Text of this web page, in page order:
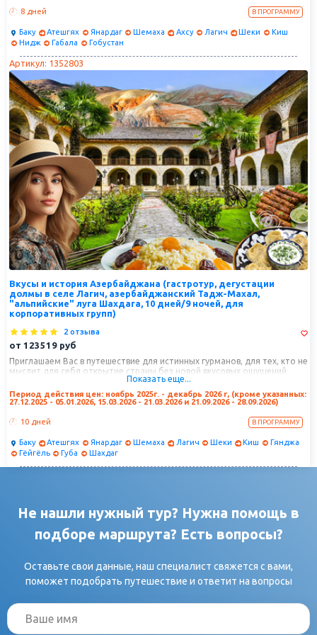
изготавливаются вина, а также сможете побываете на дегустациях.
Наш необычный и увлекательный тур для тех, кто хочет узнать
8 дней В ПРОГРАММУ
Баку Атешгях Янардаг Шемаха Ахсу Лагич Шеки
Киш
Нидж
Габала Гобустан
Артикул: 1352803
Вкусы и история Азербайджана (гастротур, дегустации
долмы в селе Лагич, азербайджанский Тадж-Махал,
"альпийские" луга Шахдага, 10 дней/9 ночей, для
корпоративных групп)
2 отзыва
от 123519 руб
Приглашаем Вас в путешествие для истинных гурманов, для тех, кто не
мыслит для себя открытие страны без новой вкусовых ощущений.
Хотите не только посмотреть на достопримечательности Баку, Шеки,
Гянджы, но и отведать шахский плов, довгу и долму на их родине?
Тогда вы просто не можете пропустить этот тур! Практически каждый
Показать еще...
Период действия цен: ноябрь 2025г. - декабрь 2026 г, (кроме указанных:
27.12.2025 - 05.01.2026, 15.03.2026 - 21.03.2026 и 21.09.2026 - 28.09.2026)
10 дней В ПРОГРАММУ
Баку Атешгях Янардаг Шемаха Лагич Шеки Киш
Гянджа
Гёйгёль
Губа Шахдаг
Не нашли нужный тур? Нужна помощь в
подборе маршрута? Есть вопросы?
Оставьте свои данные, наш специалист свяжется с вами,
поможет подобрать путешествие и ответит на вопросы